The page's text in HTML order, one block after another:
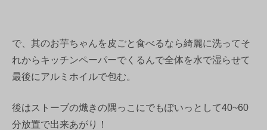
で、其のお芋ちゃんを皮ごと食べるなら綺麗に洗ってそ
れからキッチンペーパーでくるんで全体を水で湿らせて
最後にアルミホイルで包む。
後はストーブの熾きの隅っこにでもぽいっとして40~60
分放置で出来あがり！